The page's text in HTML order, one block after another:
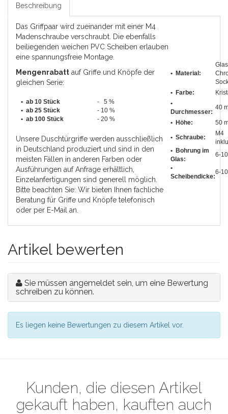
Beschreibung
Das Griffpaar wird zueinander mit einer M4
Madenschraube verschraubt. Die ebenfalls
beiliegenden weichen PVC Scheiben erlauben
eine spannungsfreie Montage.
Mengenrabatt auf Griffe und Knöpfe der
gleichen Serie:
• ab 10 Stück
- 5 %
• ab 25 Stück
- 10 %
• ab 100 Stück - 20 %
Unsere Duschtürgriffe werden ausschließlich
in Deutschland produziert und sind in den
meisten Fällen in anderen Farben oder
Ausführungen auf Anfrage erhältlich,
Einzelanfertigungen sind generell möglich.
Bitte beachten Sie: Wir bieten Ihnen fachliche
Beratung für Griffe und Knöpfe telefonisch
oder per E-Mail an.
• Material:
• Farbe:
•
Durchmesser:
40
• Höhe: 50
• Schraube:
M4
• Bohrung im
Glas:
6-
•
Scheibendicke:
6-
Artikel bewerten
Sie müssen angemeldet sein, um eine Bewertung
schreiben zu können.
Es liegen keine Bewertungen zu diesem Artikel vor.
Kunden, die diesen Artikel
gekauft haben, kauften auch